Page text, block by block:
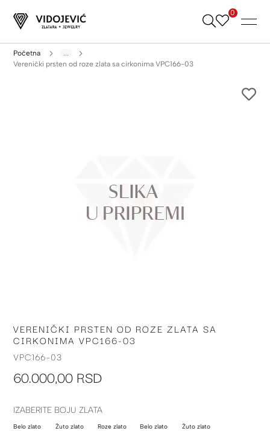
Skip
0
Početna
...
Verenički prsten od roze zlata sa cirkonima VPC166-03
Skip
to
the
of
gallery
VERENIČKI PRSTEN OD ROZE ZLATA SA
CIRKONIMA VPC166-03
VPC166-03
60.000,00 RSD
IZABERITE BOJU ZLATA
Belo zlato
Žuto zlato
Roze zlato
Belo zlato
Žuto zlato